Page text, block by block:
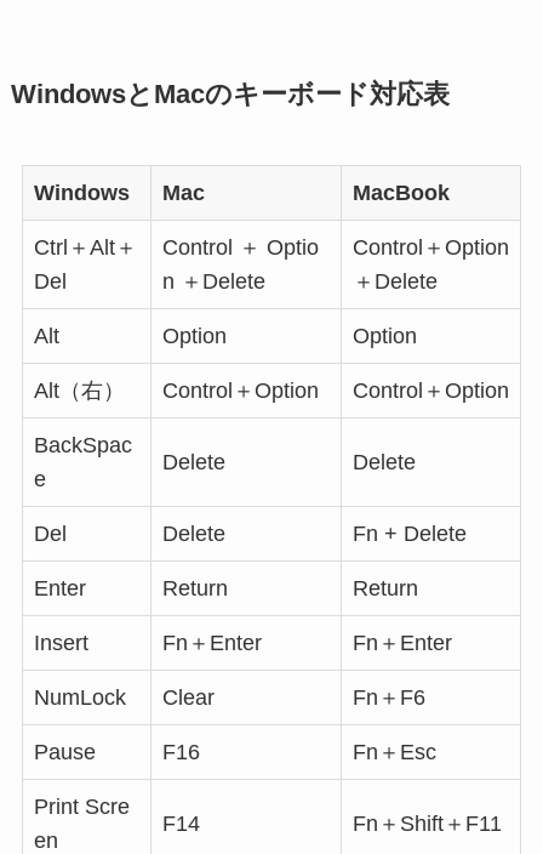
WindowsとMacのキーボード対応表
Windows Mac MacBook
Ctrl＋Alt＋
Del
Control ＋ Optio
n ＋Delete
Control＋Option
＋Delete
Alt Option Option
Alt（右） Control＋Option Control＋Option
BackSpac
e
Delete Delete
Del Delete Fn + Delete
Enter Return Return
Insert Fn＋Enter Fn＋Enter
NumLock Clear Fn＋F6
Pause F16 Fn＋Esc
Print Scre
en
F14 Fn＋Shift＋F11